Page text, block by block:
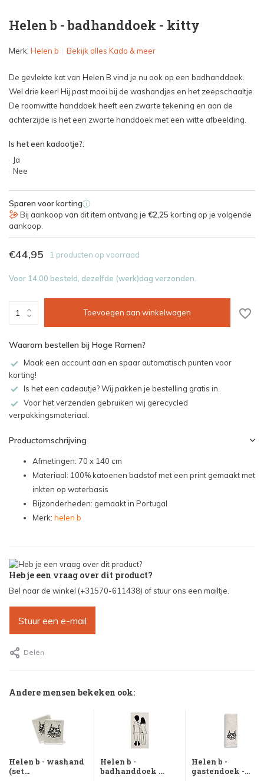
Helen b - badhanddoek - kitty
Merk: Helen b Bekijk alles Kado & meer
De gevlekte kat van Helen B vind je nu ook op een badhanddoek.
Wel drie keer! Hij past mooi bij de washandjes en het zeepschaaltje.
De roomwitte handdoek heeft een zwarte tekening en aan de
achterzijde is het een zwarte handdoek met een witte afbeelding.
Is het een kadootje?:
Ja
Nee
Sparen voor korting i
Bij aankoop van dit item ontvang je €2,25 korting op je volgende
aankoop.
€44,95 1 producten op voorraad
Voor 14.00 besteld, dezelfde (werk)dag verzonden.
Toevoegen aan winkelwagen
Waarom bestellen bij Hoge Ramen?
Maak een account aan en spaar automatisch punten voor
korting!
Is het een cadeautje? Wij pakken je bestelling gratis in.
Voor het verzenden gebruiken wij gerecycled
verpakkingsmateriaal.
Productomschrijving
Afmetingen: 70 x 140 cm
Materiaal: 100% katoenen badstof met een print gemaakt met
inkten op waterbasis
Bijzonderheden: gemaakt in Portugal
Merk: helen b
Heb je een vraag over dit product?
Bel naar de winkel (+31570-611438) of stuur ons een mailtje.
Stuur een e-mail
Delen
Andere mensen bekeken ook:
Helen b - washand
(set...
Helen b -
badhanddoek ...
Helen b -
gastendoek -...